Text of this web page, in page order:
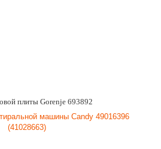
плиты Gorenje 693892